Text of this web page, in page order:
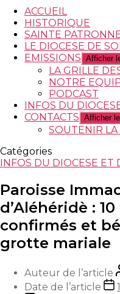
ACCUEIL
HISTORIQUE
SAINTE
LE DIOCESE DE
EMISSIONS Afficher
LA GRILLE
NOTRE
PODCAST
INFOS DU
CONTACTS Afficher
SOUTENIR
Catégories
INFOS DU DIOCESE ET
Paroisse
d’Aléhéridè :
confirmés et
grotte mariale
Auteur de l’article
Date de l’article